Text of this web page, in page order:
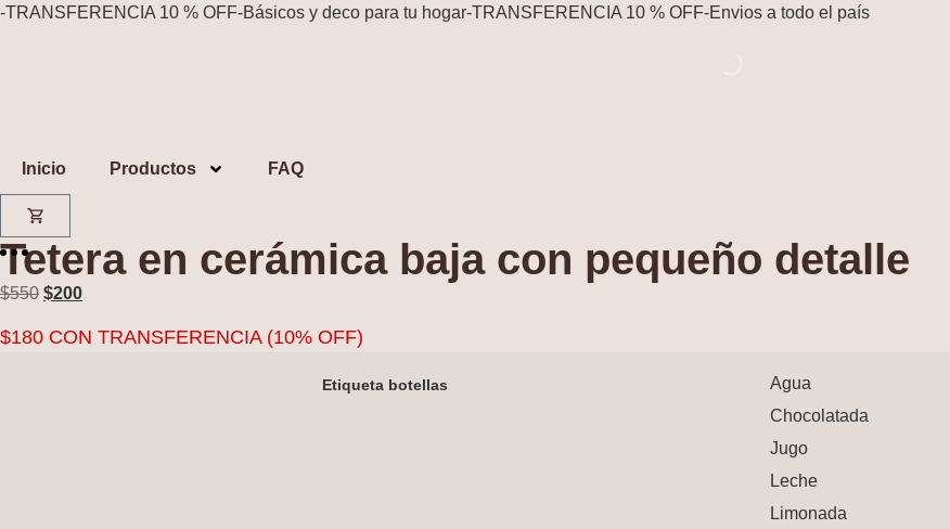
-TRANSFERENCIA 10 % OFF-Básicos y deco para tu hogar-TRANSFERENCIA 10 % OFF-Envios a todo el país
Inicio Productos FAQ
Tetera en cerámica baja con pequeño detalle
$550 $200
$180 CON TRANSFERENCIA (10% OFF)
Etiqueta botellas
Agua
Chocolatada
Jugo
Leche
Limonada